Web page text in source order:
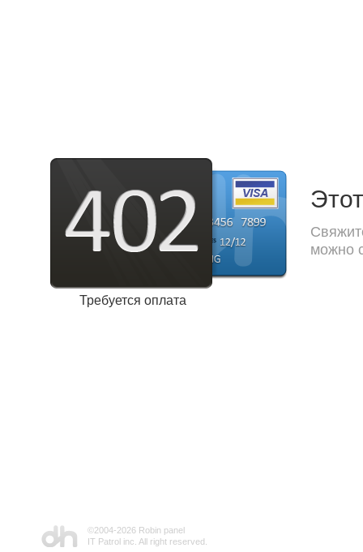
Требуется оплата
можно
©2004-2026 Robin panel
IT Patrol inc. All right reserved.